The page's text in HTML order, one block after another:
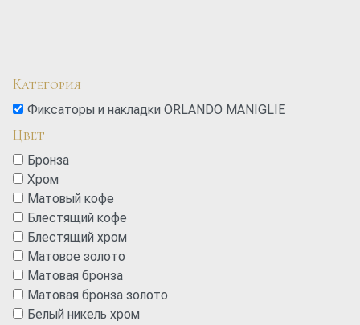
Категория
Фиксаторы и накладки ORLANDO MANIGLIE
Цвет
Бронза
Хром
Матовый кофе
Блестящий кофе
Блестящий хром
Матовое золото
Матовая бронза
Матовая бронза золото
Белый никель хром